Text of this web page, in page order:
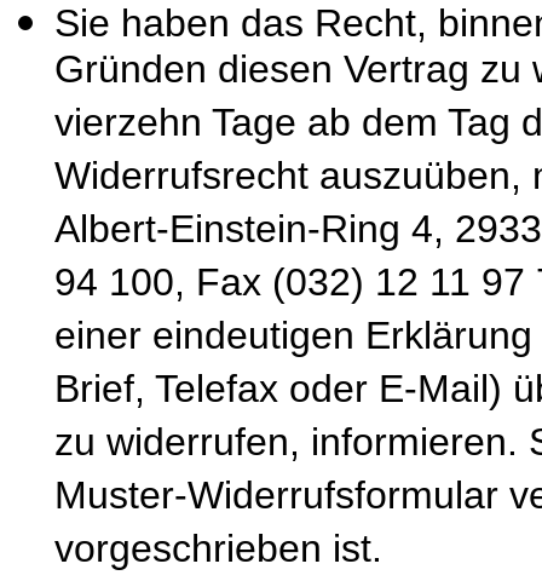
Sie haben das Recht,
Gründen diesen Vertrag
vierzehn Tage ab dem Tag
Widerrufsrecht auszuüben,
Albert-Einstein-Ring 4,
94 100, Fax (032) 12 11
einer eindeutigen
Brief, Telefax oder E-Mail)
zu widerrufen, informieren.
Muster-Widerrufsformular
vorgeschrieben ist.